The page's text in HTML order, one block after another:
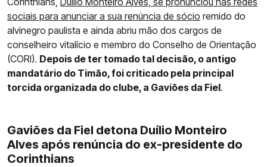
sociais para anunciar a sua renúncia de sócio remido do
alvinegro paulista e ainda abriu mão dos cargos de
conselheiro vitalício e membro do Conselho de Orientação
(CORI). Depois de ter tomado tal decisão, o antigo
mandatário do Timão, foi criticado pela principal
torcida organizada do clube, a Gaviões da Fiel.
Gaviões da Fiel detona Duílio Monteiro
Alves após renúncia do ex-presidente do
Corinthians